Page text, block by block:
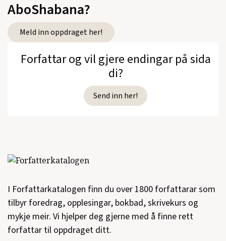
AboShabana?
Meld inn oppdraget her!
Forfattar og vil gjere endingar på sida
di?
Send inn her!
I Forfattarkatalogen finn du over 1800 forfattarar som
tilbyr foredrag, opplesingar, bokbad, skrivekurs og
mykje meir. Vi hjelper deg gjerne med å finne rett
forfattar til oppdraget ditt.